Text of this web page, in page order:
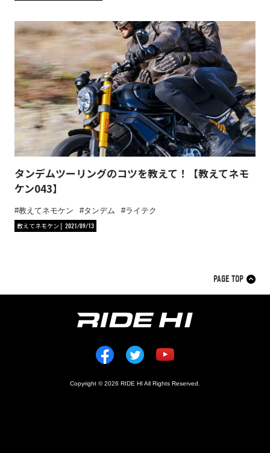
タンデムツーリングのコツを教えて！【教えてネモ
ケン043】
教えてネモケン タンデム
ライテク
教えてネモケン
2021/09/13
Copyright © 2026 RIDE HI All Rights Reserved.
PAGE TOP